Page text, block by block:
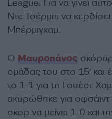
League. Για να γίνει
Ντε Τσέρμπι να
Μπέρμιγχαμ.
Ο Μαυροπάνος
ομάδας του στο 15′ και
το 1-1 για τη Γουέστ
ακυρώθηκε για
σκορ να μείνει 1-0 και